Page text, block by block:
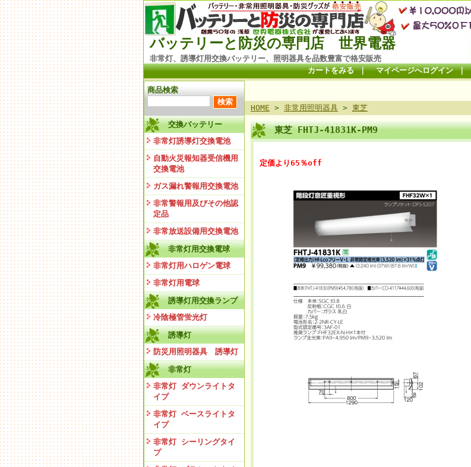
バッテリーと防災の専門店 世界電器
非常灯、誘導灯用交換バッテリー、照明器具を品数豊富で格安販売
カートをみる｜ マイページへログイン｜
商品検索
交換バッテリー
非常灯誘導灯交換電池
自動火災報知器受信機用
交換電池
ガス漏れ警報用交換電池
非常警報用及びその他認
定品
非常放送設備用交換電池
非常灯用交換電球
非常灯用ハロゲン電球
非常灯用電球
誘導灯用交換ランプ
冷陰極管蛍光灯
誘導灯
防災用照明器具 誘導灯
非常灯
非常灯 ダウンライトタ
イプ
非常灯 ベースライトタ
イプ
非常灯 シーリングタイ
プ
HOME > 非常用照明器具 > 東芝
東芝 FHTJ-41831K-PM9
定価より65％off